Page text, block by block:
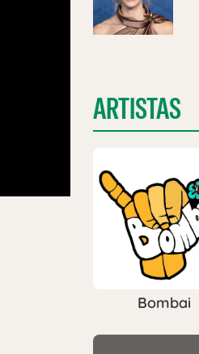
ARTISTAS
Bombai